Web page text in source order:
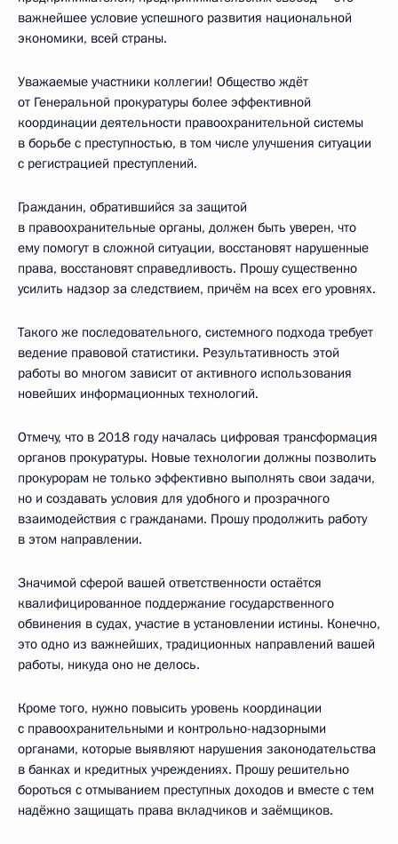
важнейшее условие успешного развития национальной
экономики, всей страны.
Уважаемые участники коллегии! Общество ждёт
от Генеральной прокуратуры более эффективной
координации деятельности правоохранительной системы
в борьбе с преступностью, в том числе улучшения ситуации
с регистрацией преступлений.
Гражданин, обратившийся за защитой
в правоохранительные органы, должен быть уверен, что
ему помогут в сложной ситуации, восстановят нарушенные
права, восстановят справедливость. Прошу существенно
усилить надзор за следствием, причём на всех его уровнях.
Такого же последовательного, системного подхода требует
ведение правовой статистики. Результативность этой
работы во многом зависит от активного использования
новейших информационных технологий.
Отмечу, что в 2018 году началась цифровая трансформация
органов прокуратуры. Новые технологии должны позволить
прокурорам не только эффективно выполнять свои задачи,
но и создавать условия для удобного и прозрачного
взаимодействия с гражданами. Прошу продолжить работу
в этом направлении.
Значимой сферой вашей ответственности остаётся
квалифицированное поддержание государственного
обвинения в судах, участие в установлении истины. Конечно,
это одно из важнейших, традиционных направлений вашей
работы, никуда оно не делось.
Кроме того, нужно повысить уровень координации
с правоохранительными и контрольно-надзорными
органами, которые выявляют нарушения законодательства
в банках и кредитных учреждениях. Прошу решительно
бороться с отмыванием преступных доходов и вместе с тем
надёжно защищать права вкладчиков и заёмщиков.